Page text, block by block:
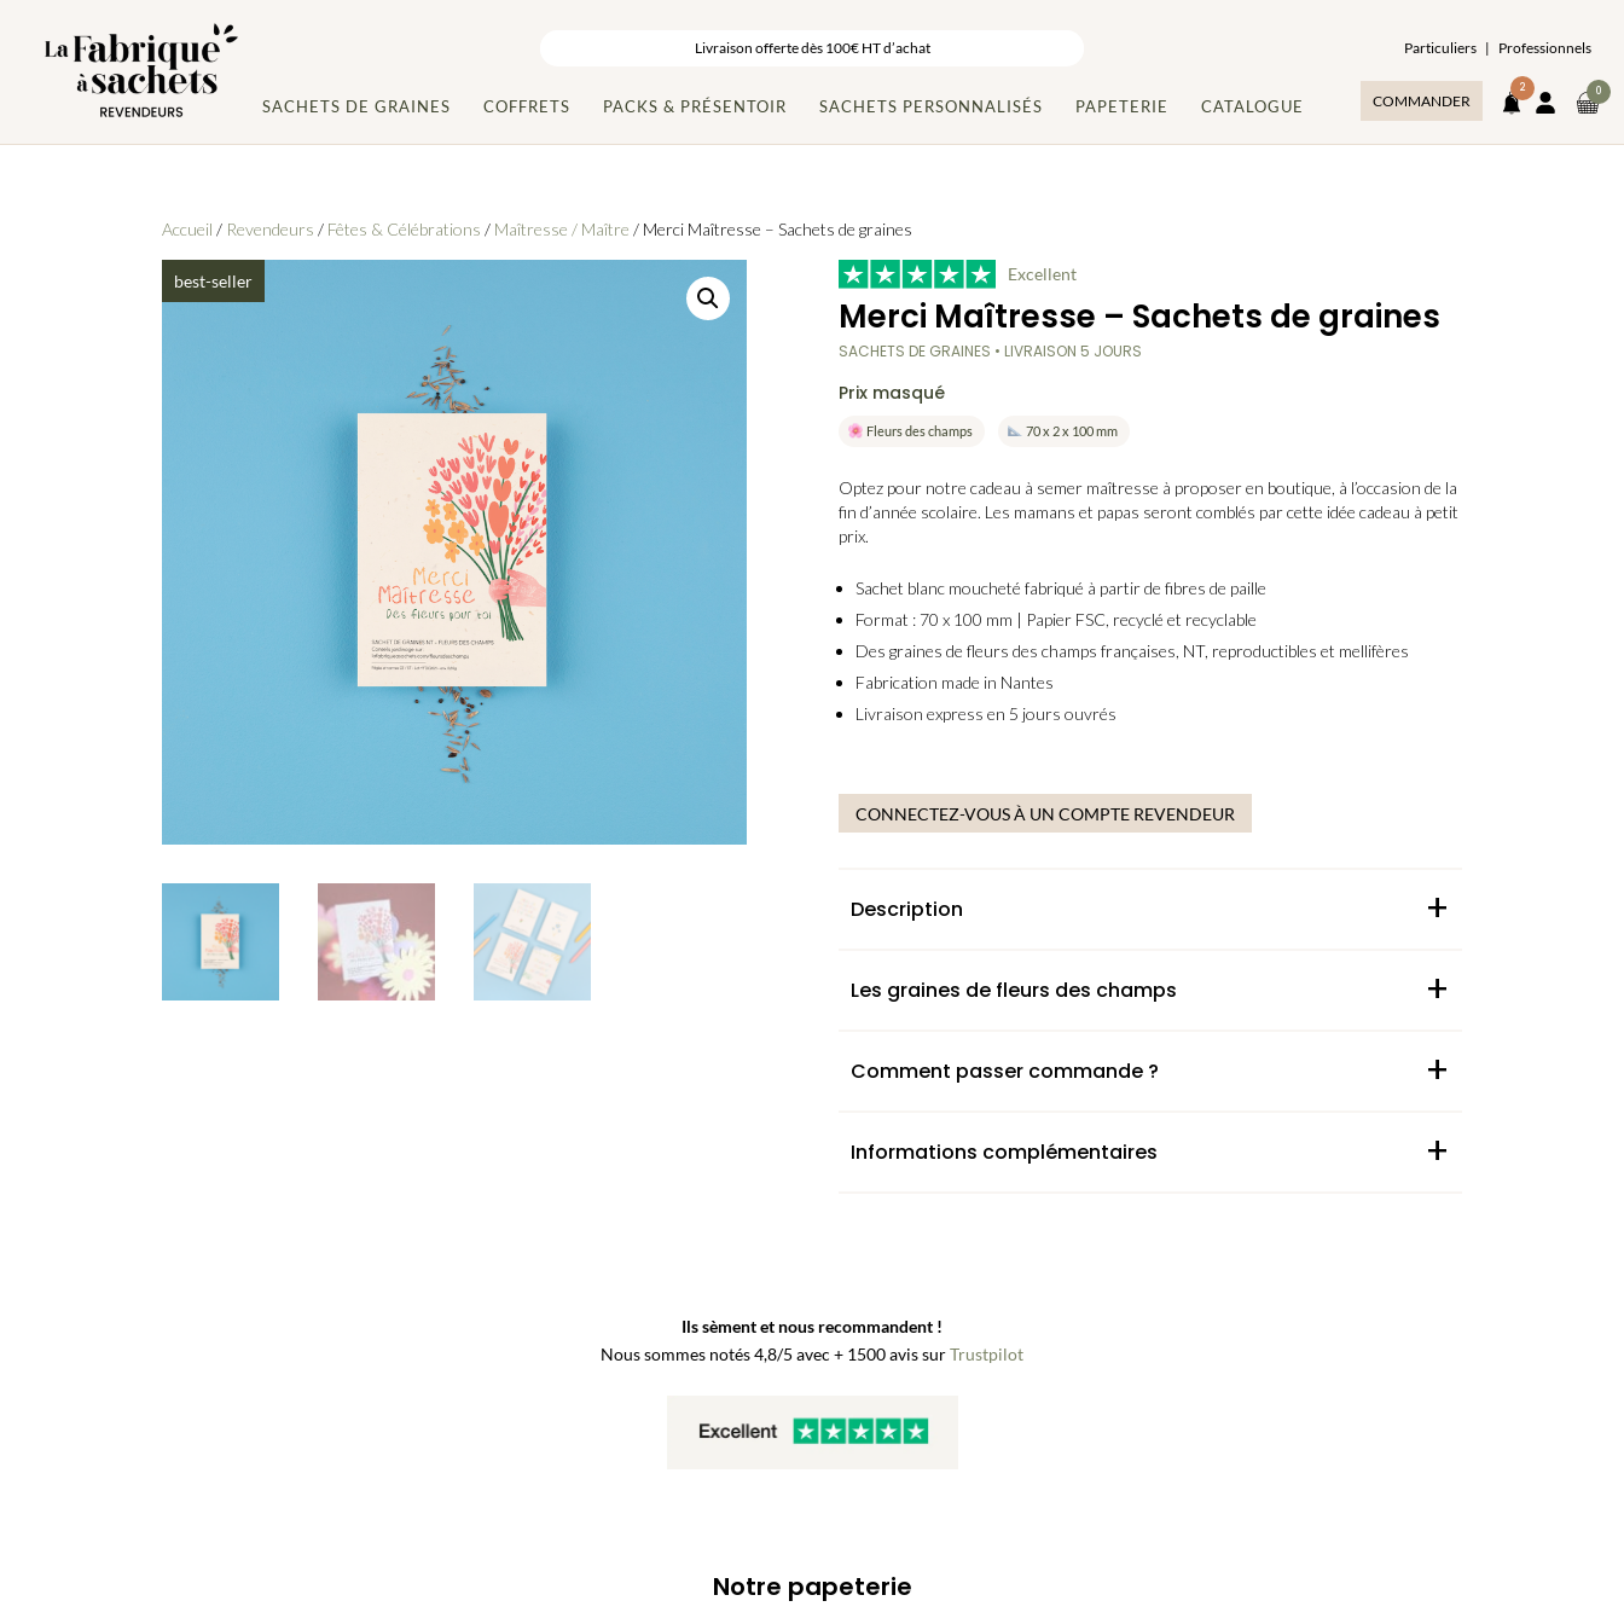
Livraison offerte dès 100€ HT d’achat Particuliers | Professionnels
SACHETS DE GRAINES COFFRETS PACKS & PRÉSENTOIR SACHETS PERSONNALISÉS PAPETERIE CATALOGUE COMMANDER
2
MON
0
Accueil / Revendeurs / Fêtes & Célébrations / Maîtresse / Maître / Merci Maîtresse – Sachets de graines
best-seller Excellent
Merci Maîtresse – Sachets de graines
SACHETS DE GRAINES • LIVRAISON 5 JOURS
Prix masqué
Fleurs des champs 70 x 2 x 100 mm
Optez pour notre cadeau à semer maîtresse à proposer en boutique, à l’occasion de la
fin d’année scolaire. Les mamans et papas seront comblés par cette idée cadeau à petit
prix.
Sachet blanc moucheté fabriqué à partir de fibres de paille
Format : 70 x 100 mm | Papier FSC, recyclé et recyclable
Des graines de fleurs des champs françaises, NT, reproductibles et mellifères
Fabrication made in Nantes
Livraison express en 5 jours ouvrés
CONNECTEZ-VOUS À UN COMPTE REVENDEUR
Description +
Les graines de fleurs des champs +
Comment passer commande ? +
Informations complémentaires +
Ils sèment et nous recommandent !
Nous sommes notés 4,8/5 avec + 1500 avis surTrustpilot
Notre papeterie